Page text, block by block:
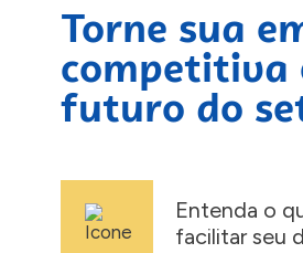
Torne sua
competitiva
futuro do
Entenda o
facilitar seu